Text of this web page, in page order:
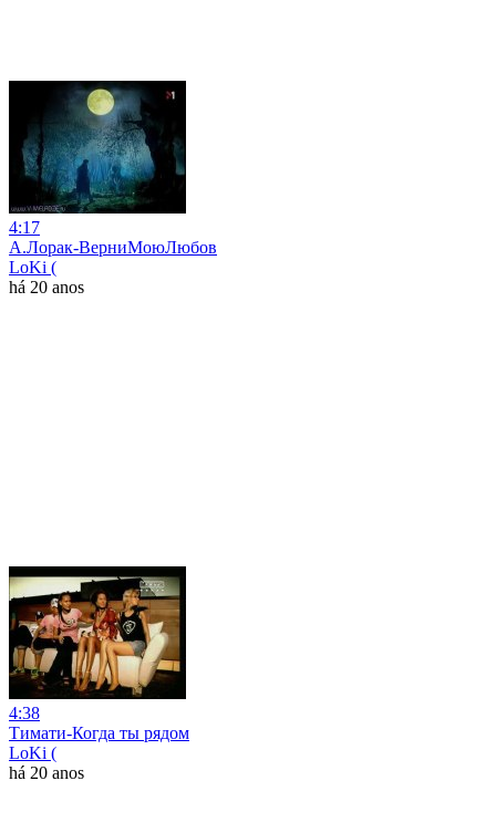
4:17
А.Лорак-ВерниМоюЛюбов
LoKi (
há 20 anos
4:38
Тимати-Когда ты рядом
LoKi (
há 20 anos